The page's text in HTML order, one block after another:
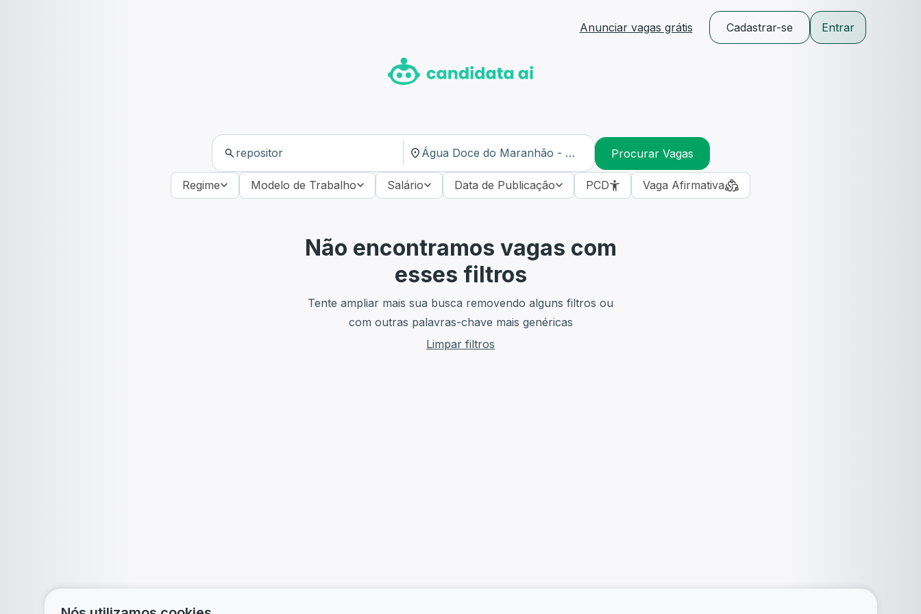
Anunciar vagas grátis Cadastrar-se Entrar
Procurar Vagas
Regime Modelo de Trabalho Salário Data de Publicação PCD Vaga Afirmativa
Não encontramos vagas com
esses filtros
Tente ampliar mais sua busca removendo alguns filtros ou
com outras palavras-chave mais genéricas
Limpar filtros